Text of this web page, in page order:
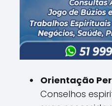
Orientação
Conselhos